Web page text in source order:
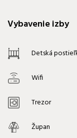
Vybavenie izby
Detská
Wifi
Trezor
Župan